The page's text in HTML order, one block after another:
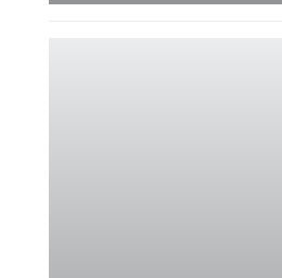
முதலமைச்சர் விஜய் -